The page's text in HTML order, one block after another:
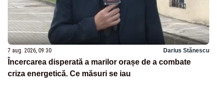
7 aug. 2026, 09:30 Darius Stănescu
Încercarea disperată a marilor orașe de a combate
criza energetică. Ce măsuri se iau